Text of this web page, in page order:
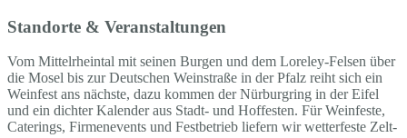
Standorte & Veranstaltungen
Vom Mittelrheintal mit seinen Burgen und dem Loreley-Felsen über
die Mosel bis zur Deutschen Weinstraße in der Pfalz reiht sich ein
Weinfest ans nächste, dazu kommen der Nürburgring in der Eifel
und ein dichter Kalender aus Stadt- und Hoffesten. Für Weinfeste,
Caterings, Firmenevents und Festbetrieb liefern wir wetterfeste Zelt-